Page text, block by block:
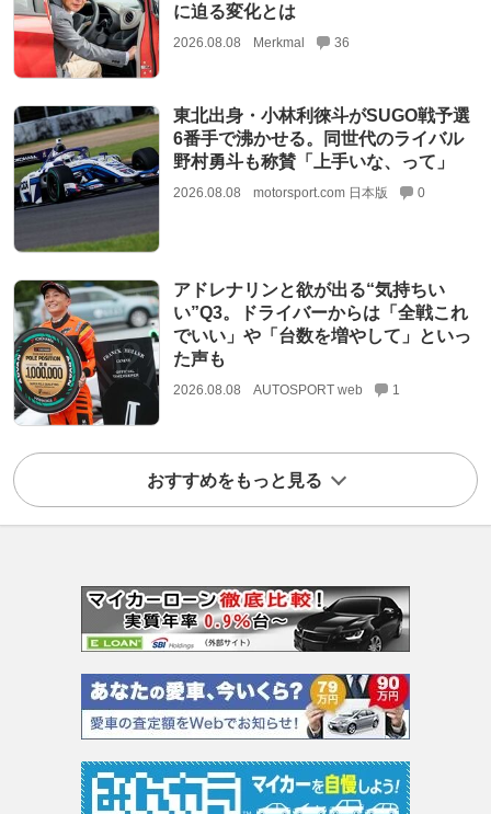
に迫る変化とは
2026.08.08 Merkmal 36
東北出身・小林利徠斗がSUGO戦予選
6番手で沸かせる。同世代のライバル
野村勇斗も称賛「上手いな、って」
2026.08.08 motorsport.com 日本版 0
アドレナリンと欲が出る“気持ちい
い”Q3。ドライバーからは「全戦これ
でいい」や「台数を増やして」といっ
た声も
2026.08.08 AUTOSPORT web 1
おすすめをもっと見る